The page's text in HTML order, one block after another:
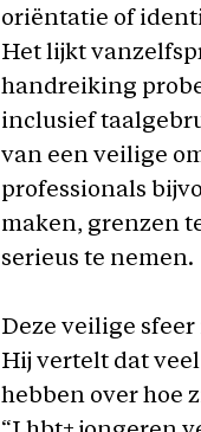
oriëntatie of
Het lijkt
handreiking
inclusief
van een veilige
professionals
maken, grenzen
serieus te nemen.
Deze veilige
Hij vertelt dat
hebben over hoe